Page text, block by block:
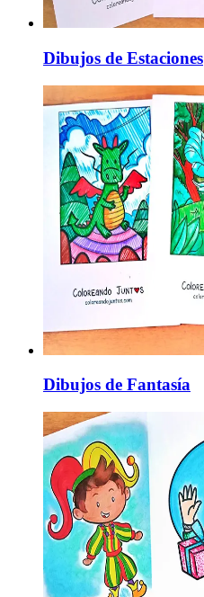
Dibujos de Estaciones
Dibujos de Fantasía